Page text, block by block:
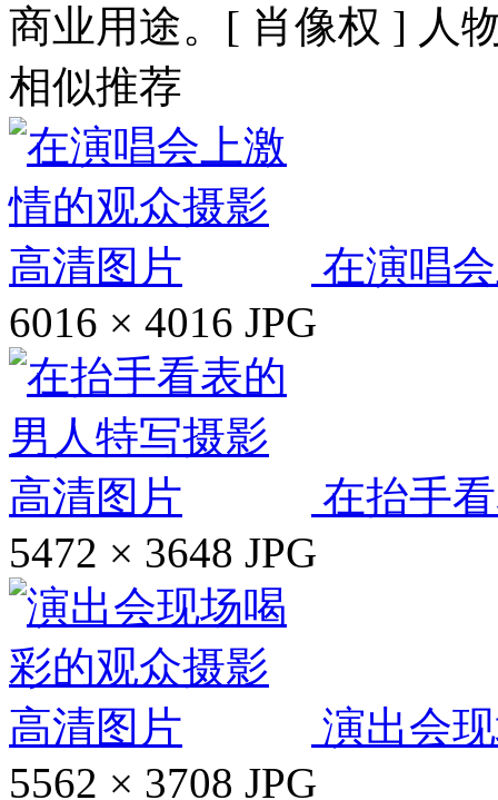
商业用途。[ 肖像权 ] 人
相似推荐
在演唱
6016 × 4016 JPG
在抬手
5472 × 3648 JPG
演出会
5562 × 3708 JPG